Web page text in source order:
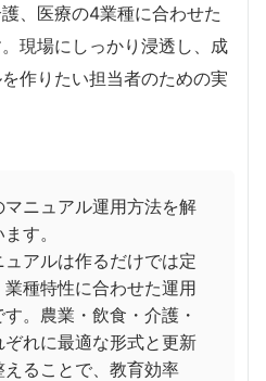
、医療の4業種に合わせた
現場にしっかり浸透し、成
作りたい担当者のための実
マニュアル運用方法を解
す。
ュアルは作るだけでは定
業種特性に合わせた運用
。農業・飲食・介護・
ぞれに最適な形式と更新
えることで、教育効率